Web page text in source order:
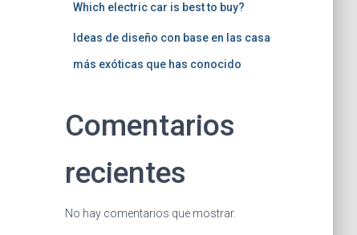
Which electric car is best to buy?
Ideas de diseño con base en las casa
más exóticas que has conocido
Comentarios
recientes
No hay comentarios que mostrar.